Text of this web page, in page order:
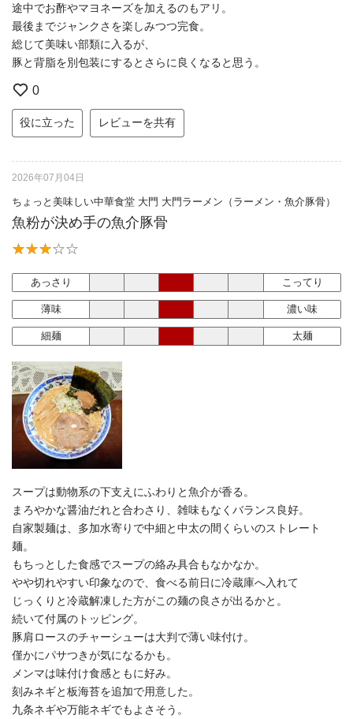
途中でお酢やマヨネーズを加えるのもアリ。
最後までジャンクさを楽しみつつ完食。
総じて美味い部類に入るが、
豚と背脂を別包装にするとさらに良くなると思う。
0
役に立った レビューを共有
2026年07月04日
ちょっと美味しい中華食堂 大門 大門ラーメン（ラーメン・魚介豚骨）
魚粉が決め手の魚介豚骨
あっさり こってり
薄味 濃い味
細麺 太麺
スープは動物系の下支えにふわりと魚介が香る。
まろやかな醤油だれと合わさり、雑味もなくバランス良好。
自家製麺は、多加水寄りで中細と中太の間くらいのストレート
麺。
もちっとした食感でスープの絡み具合もなかなか。
やや切れやすい印象なので、食べる前日に冷蔵庫へ入れて
じっくりと冷蔵解凍した方がこの麺の良さが出るかと。
続いて付属のトッピング。
豚肩ロースのチャーシューは大判で薄い味付け。
僅かにパサつきが気になるかも。
メンマは味付け食感ともに好み。
刻みネギと板海苔を追加で用意した。
九条ネギや万能ネギでもよさそう。